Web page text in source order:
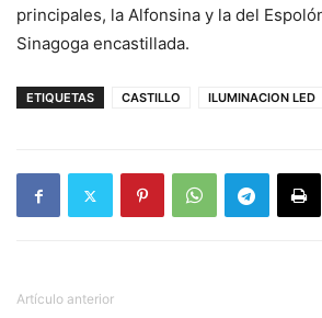
principales, la Alfonsina y la del
Sinagoga encastillada.
ETIQUETAS CASTILLO ILUMINACION LED
Artículo anterior